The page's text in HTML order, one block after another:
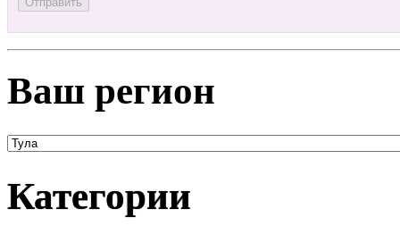
Ваш регион
Категории